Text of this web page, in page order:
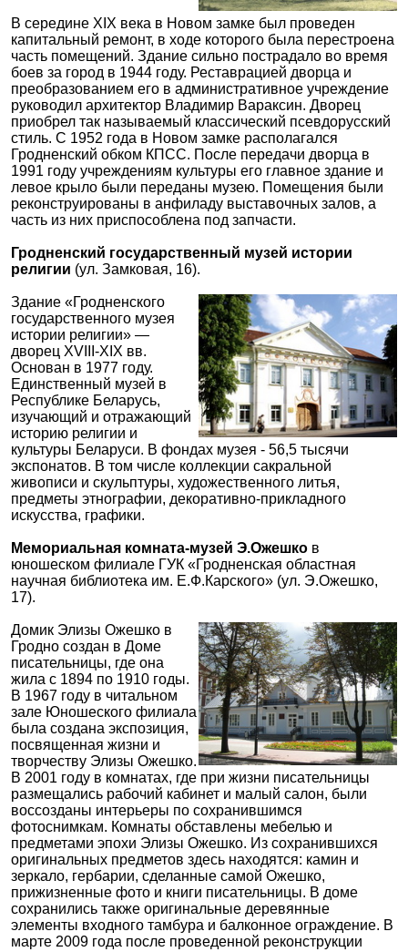
В середине XIX века в Новом замке был проведен
капитальный ремонт, в ходе которого была перестроена
часть помещений. Здание сильно пострадало во время
боев за город в 1944 году. Реставрацией дворца и
преобразованием его в административное учреждение
руководил архитектор Владимир Вараксин. Дворец
приобрел так называемый классический псевдорусский
стиль. С 1952 года в Новом замке располагался
Гродненский обком КПСС. После передачи дворца в
1991 году учреждениям культуры его главное здание и
левое крыло были переданы музею. Помещения были
реконструированы в анфиладу выставочных залов, а
часть из них приспособлена под запчасти.
Гродненский государственный музей истории
религии (ул. Замковая, 16).
Здание «Гродненского
государственного музея
истории религии» —
дворец XVIII-XIX вв.
Основан в 1977 году.
Единственный музей в
Республике Беларусь,
изучающий и отражающий
историю религии и
культуры Беларуси. В фондах музея - 56,5 тысячи
экспонатов. В том числе коллекции сакральной
живописи и скульптуры, художественного литья,
предметы этнографии, декоративно-прикладного
искусства, графики.
Мемориальная комната-музей Э.Ожешко в
юношеском филиале ГУК «Гродненская областная
научная библиотека им. Е.Ф.Карского» (ул. Э.Ожешко,
17).
Домик Элизы Ожешко в
Гродно создан в Доме
писательницы, где она
жила с 1894 по 1910 годы.
В 1967 году в читальном
зале Юношеского филиала
была создана экспозиция,
посвященная жизни и
творчеству Элизы Ожешко.
В 2001 году в комнатах, где при жизни писательницы
размещались рабочий кабинет и малый салон, были
воссозданы интерьеры по сохранившимся
фотоснимкам. Комнаты обставлены мебелью и
предметами эпохи Элизы Ожешко. Из сохранившихся
оригинальных предметов здесь находятся: камин и
зеркало, гербарии, сделанные самой Ожешко,
прижизненные фото и книги писательницы. В доме
сохранились также оригинальные деревянные
элементы входного тамбура и балконное ограждение. В
марте 2009 года после проведенной реконструкции